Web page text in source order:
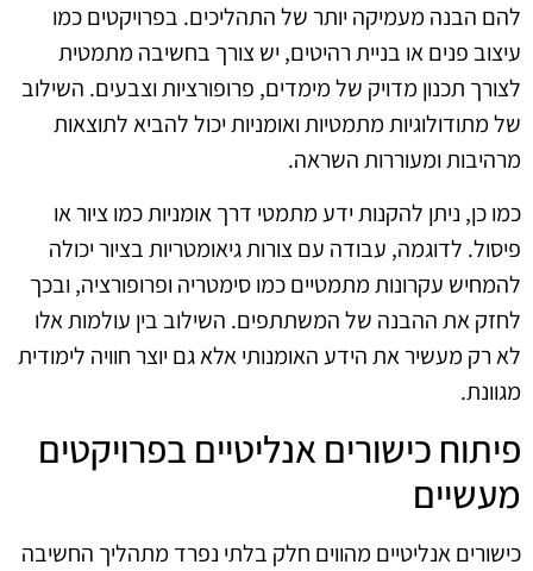
להם הבנה מעמיקה יותר של התהליכים. בפרויקטים כמו
עיצוב פנים או בניית רהיטים, יש צורך בחשיבה מתמטית
לצורך תכנון מדויק של מימדים, פרופורציות וצבעים. השילוב
של מתודולוגיות מתמטיות ואומניות יכול להביא לתוצאות
מרהיבות ומעוררות השראה.
כמו כן, ניתן להקנות ידע מתמטי דרך אומניות כמו ציור או
פיסול. לדוגמה, עבודה עם צורות גיאומטריות בציור יכולה
להמחיש עקרונות מתמטיים כמו סימטריה ופרופורציה, ובכך
לחזק את ההבנה של המשתתפים. השילוב בין עולמות אלו
לא רק מעשיר את הידע האומנותי אלא גם יוצר חוויה לימודית
מגוונת.
פיתוח כישורים אנליטיים בפרויקטים
מעשיים
כישורים אנליטיים מהווים חלק בלתי נפרד מתהליך החשיבה